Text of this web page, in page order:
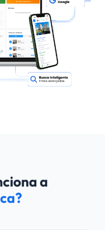
a